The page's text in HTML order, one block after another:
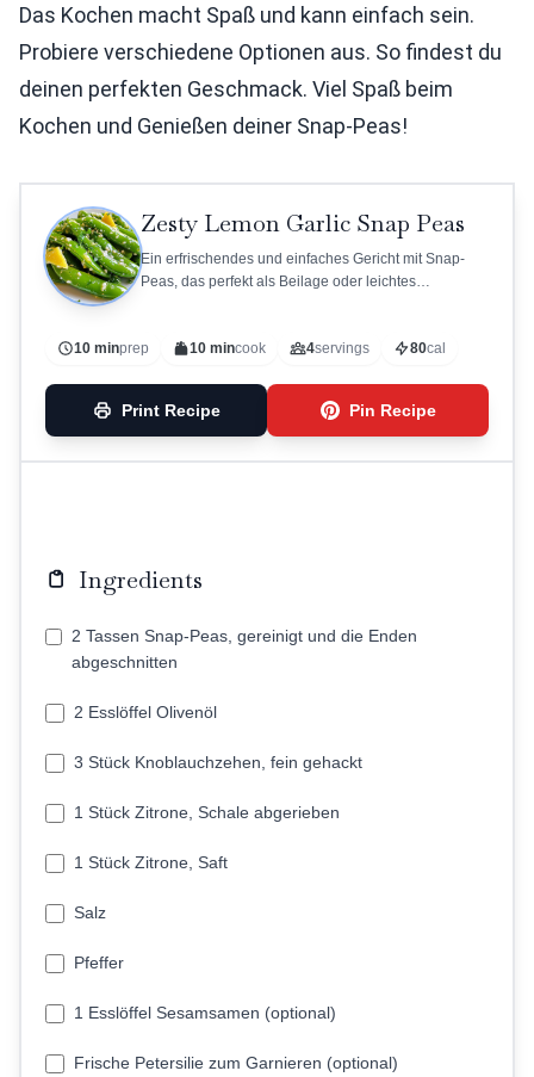
Das Kochen macht Spaß und kann einfach sein.
Probiere verschiedene Optionen aus. So findest du
deinen perfekten Geschmack. Viel Spaß beim
Kochen und Genießen deiner Snap-Peas!
Zesty Lemon Garlic Snap Peas
Ein erfrischendes und einfaches Gericht mit Snap-
Peas, das perfekt als Beilage oder leichtes
10 minprep 10 mincook 4servings 80cal
Print Recipe Pin Recipe
Ingredients
2 Tassen Snap-Peas, gereinigt und die Enden
abgeschnitten
2 Esslöffel Olivenöl
3 Stück Knoblauchzehen, fein gehackt
1 Stück Zitrone, Schale abgerieben
1 Stück Zitrone, Saft
Salz
Pfeffer
1 Esslöffel Sesamsamen (optional)
Frische Petersilie zum Garnieren (optional)